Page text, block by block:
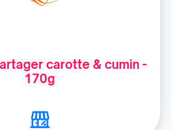
carotte & cumin -
170g